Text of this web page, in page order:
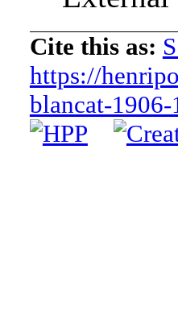
Cite this as:
https://
blancat-